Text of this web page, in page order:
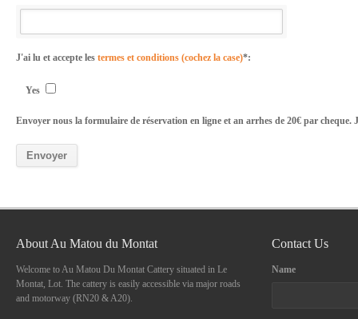
J'ai lu et accepte les termes et conditions (cochez la case)*:
Yes
Envoyer nous la formulaire de réservation en ligne et an arrhes de 20€ par
About Au Matou du Montat
Welcome to Au Matou Du Montat Cattery situated in Le
Montat, Lot. The cattery is easily accessible via major roads
and motorway (RN20 & A20).
Contact Us
Name